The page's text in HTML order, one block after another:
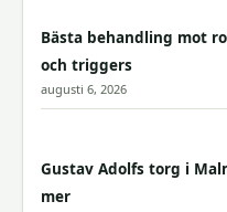
Bästa behandling mot
och triggers
augusti 6, 2026
Gustav Adolfs torg i
mer